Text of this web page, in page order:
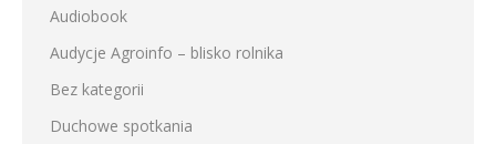
Audiobook
Audycje Agroinfo – blisko rolnika
Bez kategorii
Duchowe spotkania